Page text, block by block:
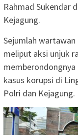
Rahmad Sukendar
Kejagung.
Sejumlah
meliput aksi unjuk
kasus korupsi di
Polri dan Kejagung.